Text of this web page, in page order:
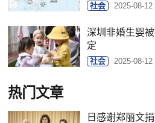
社会 2025-08-12
深圳非婚生婴
定
社会 2025-08-12
热门文章
日感谢郑丽文